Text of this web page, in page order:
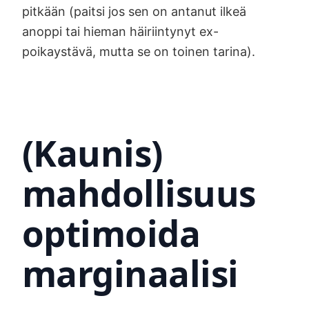
pitkään (paitsi jos sen on antanut ilkeä
anoppi tai hieman häiriintynyt ex-
poikaystävä, mutta se on toinen tarina).
(Kaunis)
mahdollisuus
optimoida
marginaalisi